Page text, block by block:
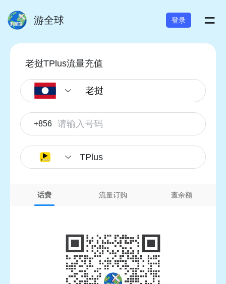
游全球 登录 =
老挝TPlus流量充值
+856
TPlus
话费 流量订购 查余额